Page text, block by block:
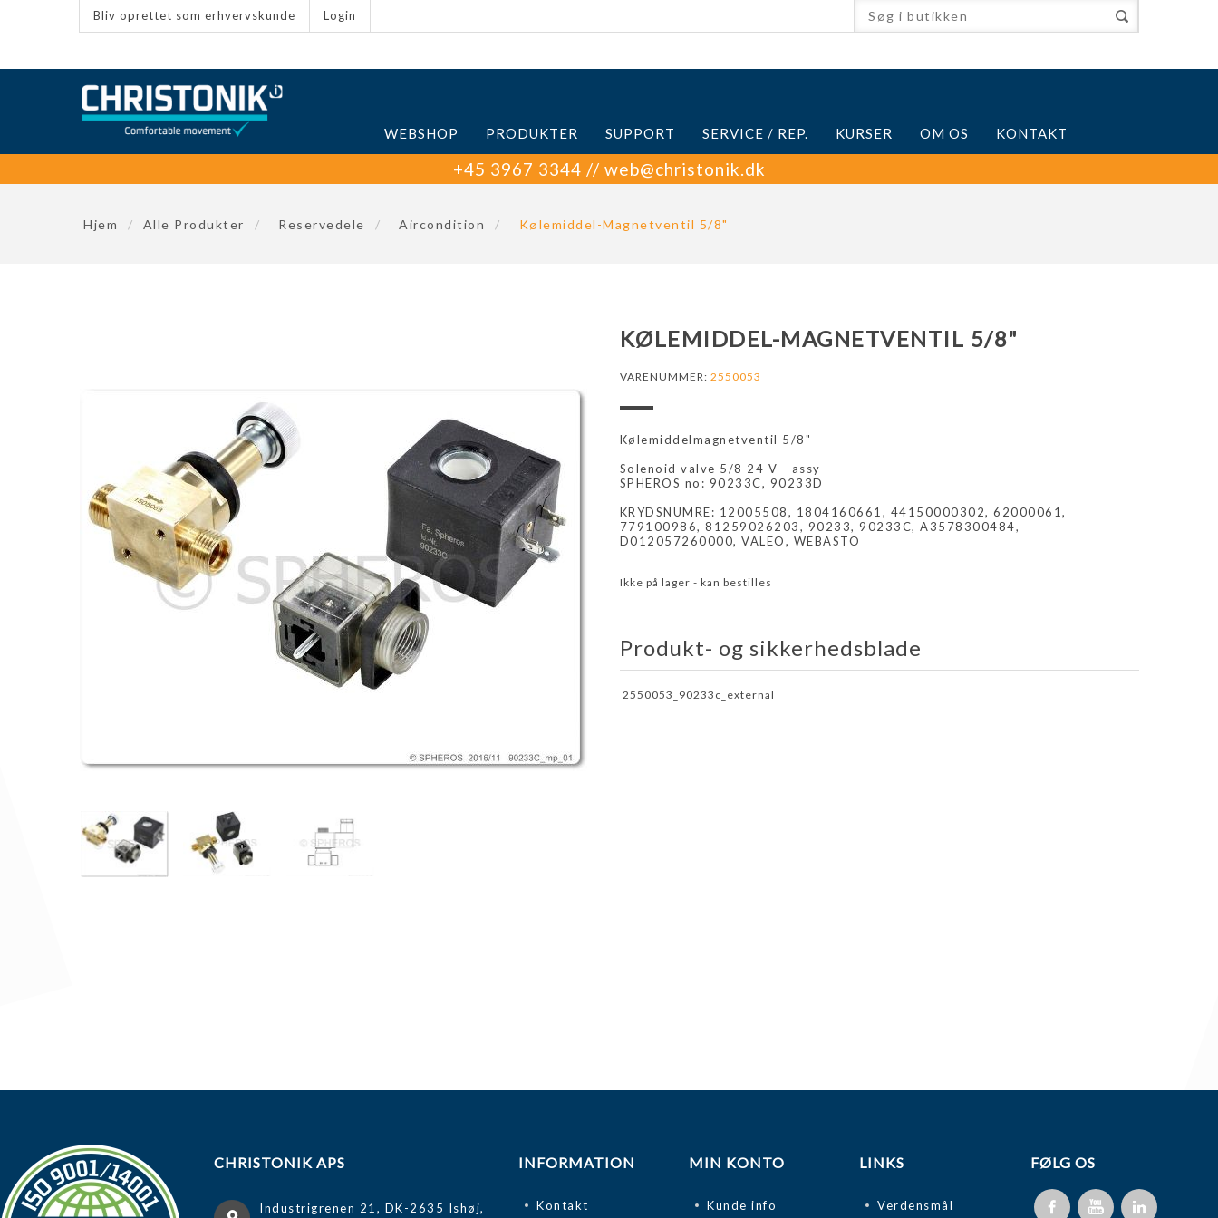
Bliv oprettet som erhvervskunde Login
WEBSHOP PRODUKTER SUPPORT SERVICE / REP. KURSER OM OS KONTAKT
+45 3967 3344 // web@christonik.dk
Hjem / Alle Produkter / Reservedele / Aircondition / Kølemiddel-Magnetventil 5/8"
KØLEMIDDEL-MAGNETVENTIL 5/8"
VARENUMMER: 2550053
Kølemiddelmagnetventil 5/8"
Solenoid valve 5/8 24 V - assy
SPHEROS no: 90233C, 90233D
KRYDSNUMRE: 12005508, 1804160661, 44150000302, 62000061,
779100986, 81259026203, 90233, 90233C, A3578300484,
D012057260000, VALEO, WEBASTO
Ikke på lager - kan bestilles
Produkt- og sikkerhedsblade
2550053_90233c_external
CHRISTONIK APS
Industrigrenen 21, DK-2635 Ishøj,
INFORMATION
Kontakt
MIN KONTO
Kunde info
LINKS
Verdensmål
FØLG OS